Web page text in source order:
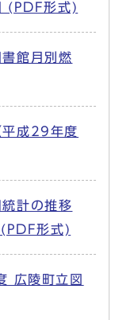
(PDF形式)
館月別燃
成29年度
計の推移
形式)
広陵町立図